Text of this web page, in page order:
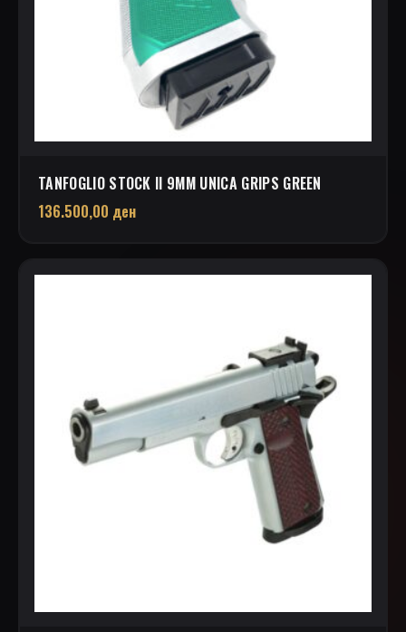
TANFOGLIO STOCK II 9MM UNICA GRIPS GREEN
136.500,00 ден